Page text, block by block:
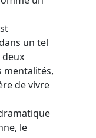
un tel
deux
mentalités,
de vivre
le